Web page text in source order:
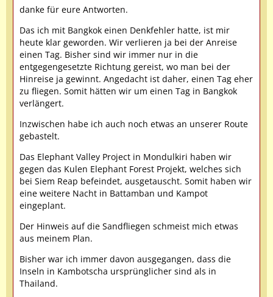
danke für eure Antworten.
Das ich mit Bangkok einen Denkfehler hatte, ist mir
heute klar geworden. Wir verlieren ja bei der Anreise
einen Tag. Bisher sind wir immer nur in die
entgegengesetzte Richtung gereist, wo man bei der
Hinreise ja gewinnt. Angedacht ist daher, einen Tag eher
zu fliegen. Somit hätten wir um einen Tag in Bangkok
verlängert.
Inzwischen habe ich auch noch etwas an unserer Route
gebastelt.
Das Elephant Valley Project in Mondulkiri haben wir
gegen das Kulen Elephant Forest Projekt, welches sich
bei Siem Reap befeindet, ausgetauscht. Somit haben wir
eine weitere Nacht in Battamban und Kampot
eingeplant.
Der Hinweis auf die Sandfliegen schmeist mich etwas
aus meinem Plan.
Bisher war ich immer davon ausgegangen, dass die
Inseln in Kambotscha ursprünglicher sind als in
Thailand.